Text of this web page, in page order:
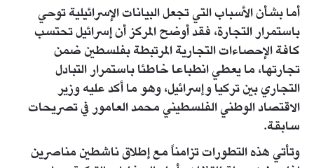
أما بشأن الأسباب التي تجعل البيانات الإسرائيلية توحي
باستمرار التجارة، فقد أوضح المركز أن إسرائيل تحتسب
كافة الإحصاءات التجارية المرتبطة بفلسطين ضمن
تجارتها، ما يعطي انطباعا خاطئا باستمرار التبادل
التجاري بين تركيا وإسرائيل، وهو ما أكد عليه وزير
الاقتصاد الوطني الفلسطيني محمد العامور في تصريحات
سابقة.
وتأتي هذه التطورات تزامناً مع إطلاق ناشطين مناصرين